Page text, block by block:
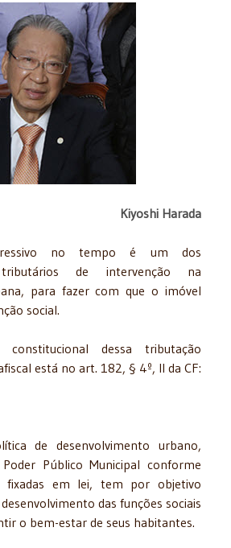
Kiyoshi Harada
no tempo é um dos
de intervenção na
para fazer com que o imóvel
social.
dessa tributação
está no art. 182, § 4º, II da CF:
de desenvolvimento urbano,
Público Municipal conforme
fixadas em lei, tem por objetivo
das funções sociais
o bem-estar de seus habitantes.